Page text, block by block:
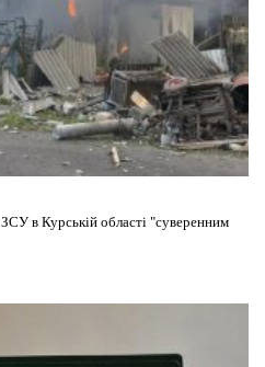
в Курській області "суверенним